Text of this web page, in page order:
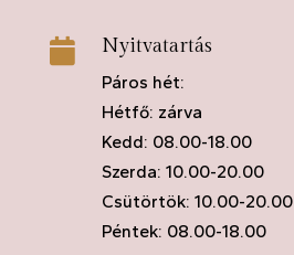
 Nyitvatartás
Páros hét:
Hétfő: zárva
Kedd: 08.00-18.00
Szerda: 10.00-20.00
Csütörtök: 10.00-20.00
Péntek: 08.00-18.00